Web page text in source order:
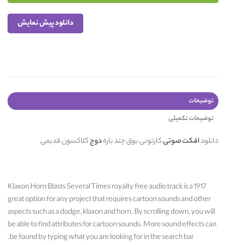
دانلود پیش نمایش
توضیحات
توضیحات تکمیلی
دانلودافکت صوتیکارتونی بوق چند بارهدوجکلاکسون قدیمی
1917 Klaxon Horn Blasts Several Times royalty free audio track is a
great option for any project that requires cartoon sounds and other
aspects such as a dodge, klaxon and horn. By scrolling down, you will
be able to find attributes for cartoon sounds. More sound effects can
be found by typing what you are looking for in the search bar.